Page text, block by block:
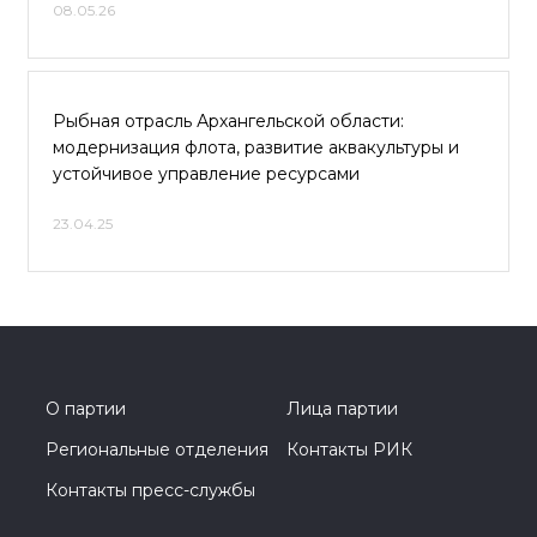
08.05.26
Рыбная отрасль Архангельской области:
модернизация флота, развитие аквакультуры и
устойчивое управление ресурсами
23.04.25
О партии
Лица партии
Региональные отделения
Контакты РИК
Контакты пресс-службы